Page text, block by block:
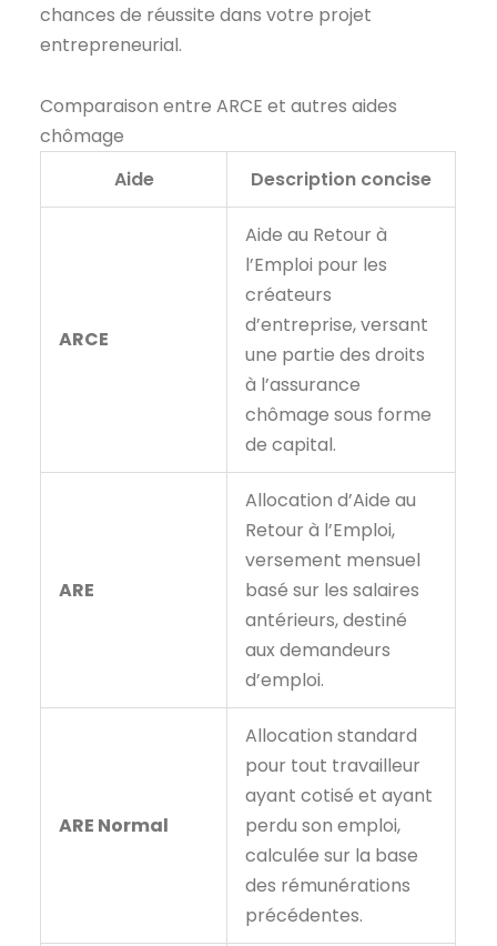
chances de réussite dans votre projet
entrepreneurial.
Comparaison entre ARCE et autres aides
chômage
Aide
Description concise
ARCE
Aide au Retour à
l’Emploi pour les
créateurs
d’entreprise, versant
une partie des droits
à l’assurance
chômage sous forme
de capital.
ARE
Allocation d’Aide au
Retour à l’Emploi,
versement mensuel
basé sur les salaires
antérieurs, destiné
aux demandeurs
d’emploi.
ARE Normal
Allocation standard
pour tout travailleur
ayant cotisé et ayant
perdu son emploi,
calculée sur la base
des rémunérations
précédentes.